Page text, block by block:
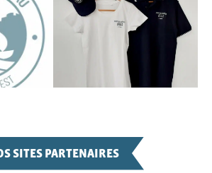
SITES PARTENAIRES